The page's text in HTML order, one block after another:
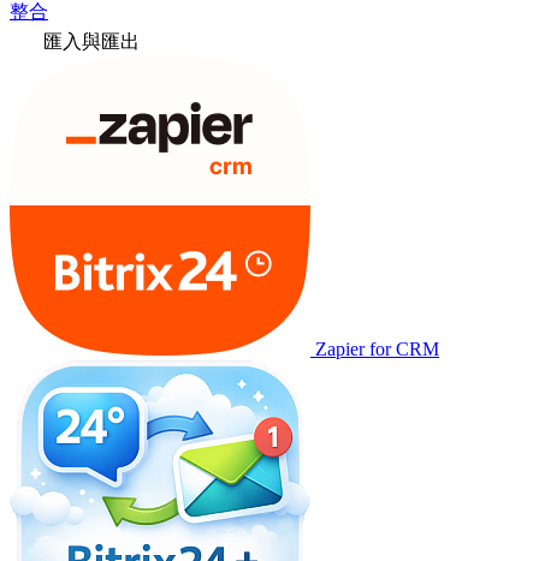
整合
匯入與匯出
Zapier for CRM